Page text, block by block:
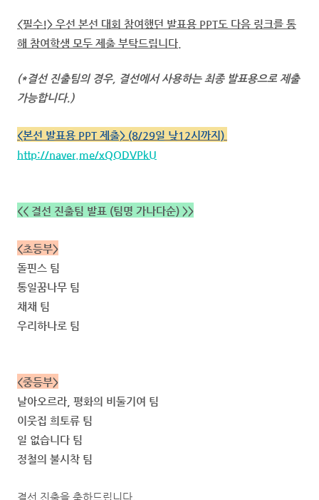
<필수!> 우선 본선 대회 참여했던 발표용 PPT도 다음 링크를 통
해 참여학생 모두 제출 부탁드립니다.
(*결선 진출팀의 경우, 결선에서 사용하는 최종 발표용으로 제출
가능합니다.)
<본선 발표용 PPT 제출> (8/29일 낮12시까지)
http://naver.me/xQODVPkU
<< 결선 진출팀 발표 (팀명 가나다순) >>
<초등부>
돌핀스 팀
통일꿈나무 팀
채채 팀
우리하나로 팀
<중등부>
날아오르라, 평화의 비둘기여 팀
이웃집 희토류 팀
일 없습니다 팀
정철의 불시착 팀
결선 진출을 축하드립니다.